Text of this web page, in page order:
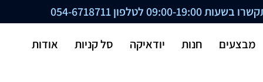
09:00-19:00 לטלפון 054-6718711
מבצעים חנות יודאיקה סל קניות אודות